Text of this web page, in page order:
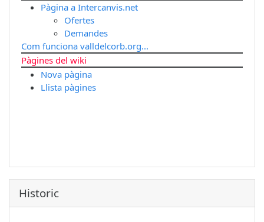
Pàgina a Intercanvis.net
Ofertes
Demandes
Com funciona valldelcorb.org...
Pàgines del wiki
Nova pàgina
Llista pàgines
Historic